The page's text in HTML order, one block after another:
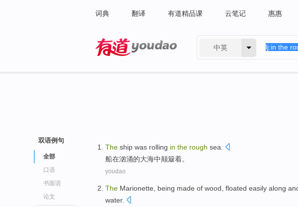
词典 翻译 有道精品课 云笔记 惠惠
中英
双语例句
全部
口语
书面语
论文
The ship was rolling in the rough sea.
船在汹涌的大海中颠簸着。
youdao
The Marionette being made of wood floated easily along
water.